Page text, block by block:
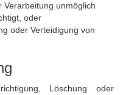
Verarbeitung unmöglich
oder
oder Verteidigung von
Löschung oder